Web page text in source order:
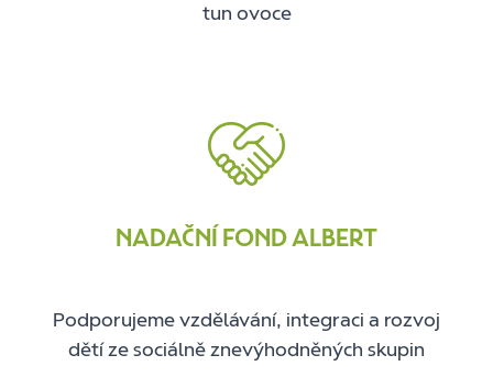
tun ovoce
NADAČNÍ FOND ALBERT
Podporujeme vzdělávání, integraci a rozvoj
dětí ze sociálně znevýhodněných skupin